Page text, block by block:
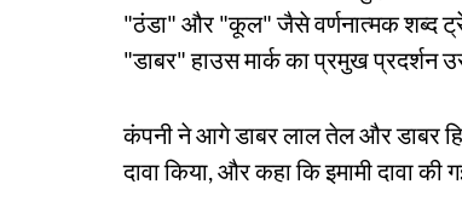
"ठंडा" और "कूल" जैसे वर्णनात्मक शब्द
"डाबर" हाउस मार्क का प्रमुख
कंपनी ने आगे डाबर लाल तेल और डाबर
दावा किया, और कहा कि इमामी दावा